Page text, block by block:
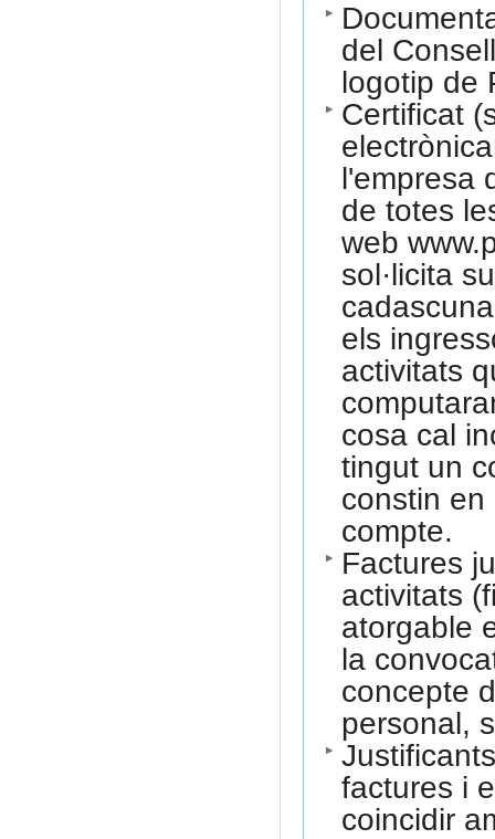
del
logotip de
Certificat
l'empresa
de totes
web
sol·licita
els
activitats
cosa cal
tingut un
constin
compte.
Factures
activitats
atorgable
la
concepte
personal,
factures i
coincidir